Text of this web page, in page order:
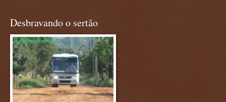
Desbravando o sertão